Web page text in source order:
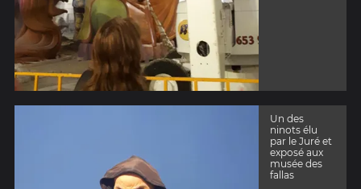
Un des
ninots élu
par le Juré et
exposé aux
musée des
fallas